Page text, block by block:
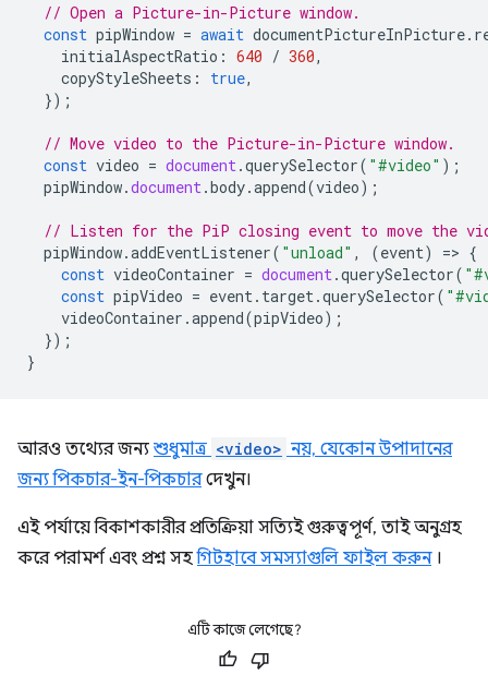
// Open a Picture-in-Picture window.
const pipWindow = await documentPictureInPicture.
initialAspectRatio : 640 / 360,
copyStyleSheets : true,
});
// Move video to the Picture-in-Picture window.
const video = document .querySelector( "#video" );
pipWindow.document .body.append(video);
// Listen for the PiP closing event to move the
pipWindow.addEventListener( "unload" , (event) => {
const videoContainer = document .querySelector(
const pipVideo = event . target .querySelector(
videoContainer .append(pipVideo);
});
}
আরও তথ্যের জন্য শুধুমাত্র <video> নয়, যেকোন উপাদানের
জন্য পিকচার-ইন-পিকচারদেখুন।
এই পর্যায়ে বিকাশকারীর প্রতিক্রিয়া সত্যিই গুরুত্বপূর্ণ, তাই অনুগ্রহ
করে পরামর্শ এবং প্রশ্ন সহগিটহাবে সমস্যাগুলি ফাইল করুন।
এটি কাজে লেগেছে?